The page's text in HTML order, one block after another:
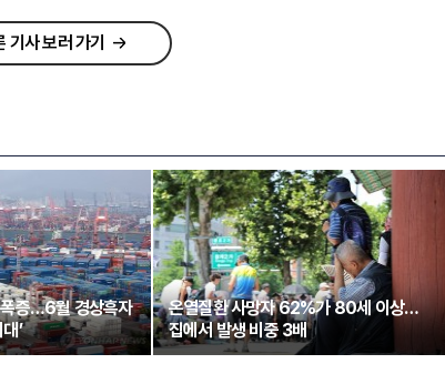
기사 보러 가기
증…6월 경상흑자
’
온열질환 사망자 62%가 80세 이상…
집에서 발생 비중 3배